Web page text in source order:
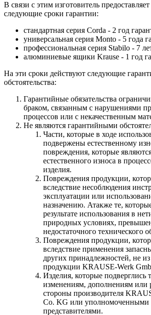
В связи с этим изготовитель
следующие сроки гарантии:
стандартная серия Corda - 2 год
универсальная серия Monto - 5 года
профессиональная серия Stabilo - 7
алюминиевые ящики Krause - 1 год
На эти сроки действуют следующие
обстоятельства:
Гарантийные обязательства
браком, связанным с нарушениями
процессов или с некачественным
Не являются гарантийными
Части, которые в ходе
подвержены естественному
повреждения, которые
естественного износа в
изделия.
Повреждения продукции,
вследствие несоблюдения
эксплуатации или
назначению. Атакже те,
результате использования в
природных условиях,
недостаточного технического
Повреждения продукции,
вследствие применения
других принадлежностей, не из
продукции KRAUSE-Werk
Изделия, которые подверглись
изменениям, дополнениям или
стороны производителя
Со. KG или уполномоченными
представителями.